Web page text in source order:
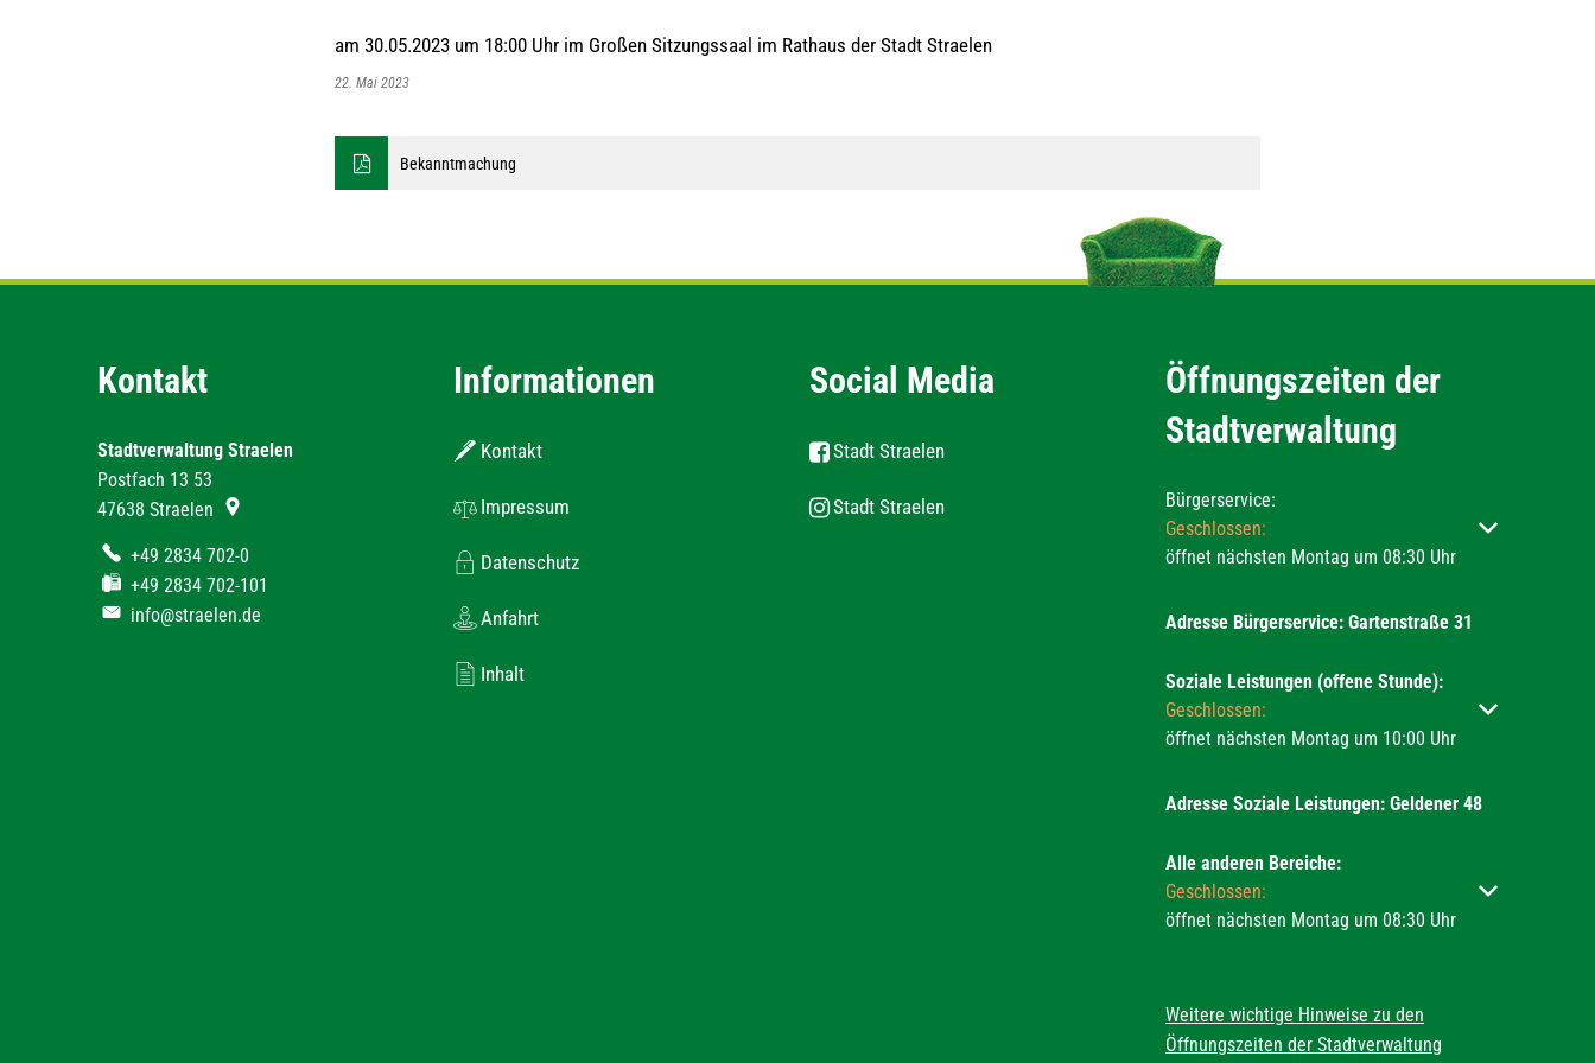
am 30.05.2023 um 18:00 Uhr im Großen Sitzungssaal im Rathaus der Stadt Straelen
22. Mai 2023
Bekanntmachung
Kontakt
Stadtverwaltung Straelen
Postfach 13 53
47638 Straelen
+49 2834 702-0
+49 2834 702-101
info@straelen.de
Informationen
Kontakt
Impressum
Datenschutz
Anfahrt
Inhalt
Social Media
Stadt Straelen
Stadt Straelen
Öffnungszeiten der
Stadtverwaltung
Bürgerservice:
Klicken, um weitere Öffnungs- oder Schließzeiten
Geschlossen:
öffnet nächsten Montag um 08:30 Uhr
Adresse Bürgerservice: Gartenstraße 31
Soziale Leistungen (offene Stunde):
Klicken, um weitere Öffnungs- oder Schließzeiten
Geschlossen:
öffnet nächsten Montag um 10:00 Uhr
Adresse Soziale Leistungen: Geldener 48
Alle anderen Bereiche:
Klicken, um weitere Öffnungs- oder Schließzeiten
Geschlossen:
öffnet nächsten Montag um 08:30 Uhr
Weitere wichtige Hinweise zu den
Öffnungszeiten der Stadtverwaltung